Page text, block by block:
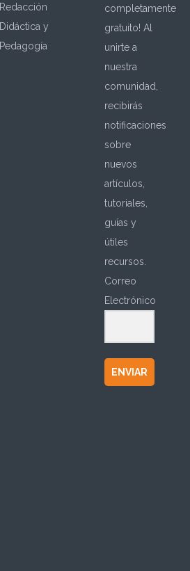
Redacción
Didáctica y
Pedagogía
completamente
gratuito! Al
unirte a
nuestra
comunidad,
recibirás
notificaciones
sobre
nuevos
artículos,
tutoriales,
guías y
útiles
recursos.
Correo
Electrónico
ENVIAR